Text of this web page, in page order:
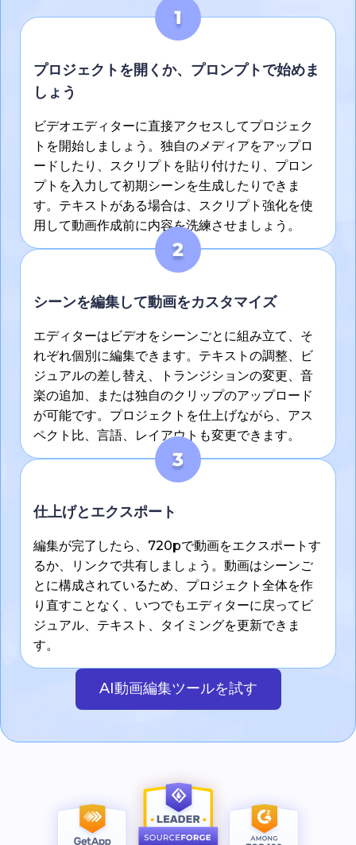
プロジェクトを開くか、プロンプトで始めま
しょう
ビデオエディターに直接アクセスしてプロジェク
トを開始しましょう。独自のメディアをアップロ
ードしたり、スクリプトを貼り付けたり、プロン
プトを入力して初期シーンを生成したりできま
す。テキストがある場合は、スクリプト強化を使
用して動画作成前に内容を洗練させましょう。
シーンを編集して動画をカスタマイズ
エディターはビデオをシーンごとに組み立て、そ
れぞれ個別に編集できます。テキストの調整、ビ
ジュアルの差し替え、トランジションの変更、音
楽の追加、または独自のクリップのアップロード
が可能です。プロジェクトを仕上げながら、アス
ペクト比、言語、レイアウトも変更できます。
仕上げとエクスポート
編集が完了したら、720pで動画をエクスポートす
るか、リンクで共有しましょう。動画はシーンご
とに構成されているため、プロジェクト全体を作
り直すことなく、いつでもエディターに戻ってビ
ジュアル、テキスト、タイミングを更新できま
す。
AI動画編集ツールを試す